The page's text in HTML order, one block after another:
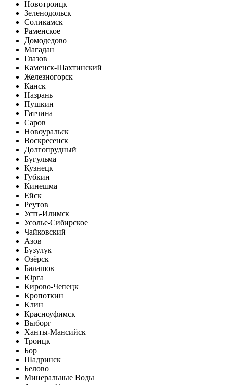
Новотроицк
Зеленодольск
Соликамск
Раменское
Домодедово
Магадан
Глазов
Каменск-Шахтинский
Железногорск
Канск
Назрань
Пушкин
Гатчина
Саров
Новоуральск
Воскресенск
Долгопрудный
Бугульма
Кузнецк
Губкин
Кинешма
Ейск
Реутов
Усть-Илимск
Усолье-Сибирское
Чайковский
Азов
Бузулук
Озёрск
Балашов
Юрга
Кирово-Чепецк
Кропоткин
Клин
Красноуфимск
Выборг
Ханты-Мансийск
Троицк
Бор
Шадринск
Белово
Минеральные Воды